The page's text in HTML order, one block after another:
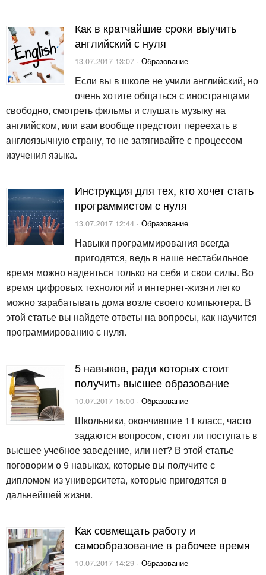
Как в кратчайшие сроки выучить
английский с нуля
13.07.2017 13:07 · Образование
Если вы в школе не учили английский, но
очень хотите общаться с иностранцами
свободно, смотреть фильмы и слушать музыку на
английском, или вам вообще предстоит переехать в
англоязычную страну, то не затягивайте с процессом
изучения языка.
Инструкция для тех, кто хочет стать
программистом с нуля
13.07.2017 12:44 · Образование
Навыки программирования всегда
пригодятся, ведь в наше нестабильное
время можно надеяться только на себя и свои силы. Во
время цифровых технологий и интернет-жизни легко
можно зарабатывать дома возле своего компьютера. В
этой статье вы найдете ответы на вопросы, как научится
программированию с нуля.
5 навыков, ради которых стоит
получить высшее образование
10.07.2017 15:00 · Образование
Школьники, окончившие 11 класс, часто
задаются вопросом, стоит ли поступать в
высшее учебное заведение, или нет? В этой статье
поговорим о 9 навыках, которые вы получите с
дипломом из университета, которые пригодятся в
дальнейшей жизни.
Как совмещать работу и
самообразование в рабочее время
10.07.2017 14:29 · Образование